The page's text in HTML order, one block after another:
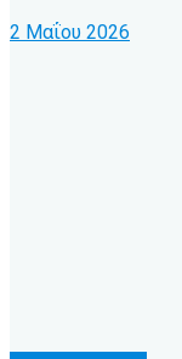
2 Μαΐου 2026